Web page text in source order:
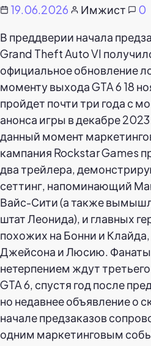
19.06.2026 Имжист
0
В преддверии начала
Grand Theft Auto VI
официальное обновление
моменту выхода GTA 6 18
пройдет почти три года с
анонса игры в декабре
данный момент
кампания Rockstar Games
два трейлера,
сеттинг, напоминающий
Вайс-Сити (а также
штат Леонида), и главных
похожих на Бонни и
Джейсона и Люсию. Фанаты
нетерпением ждут
GTA 6, спустя год после
но недавнее объявление о
начале предзаказов
одним маркетинговым